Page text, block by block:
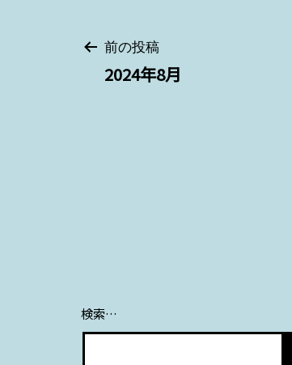
投
シ
前の投稿
2024年8月
検索…